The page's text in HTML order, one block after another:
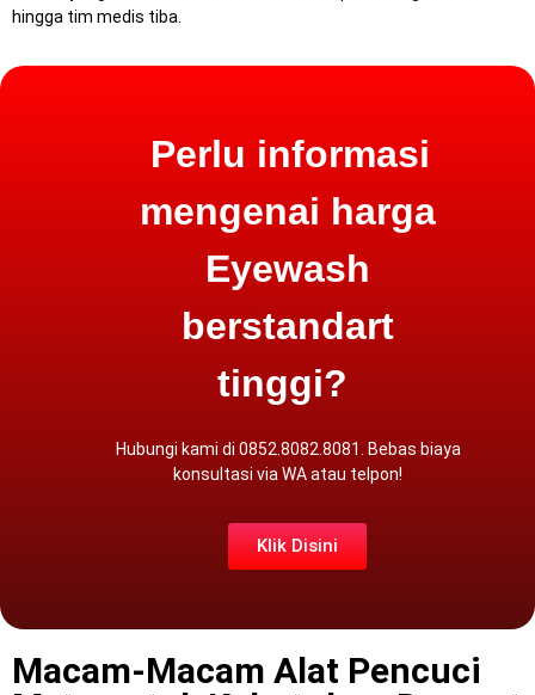
hingga tim medis tiba.
Perlu informasi
mengenai harga
Eyewash
berstandart
tinggi?
Hubungi kami di 0852.8082.8081. Bebas biaya
konsultasi viaWA atau telpon!
Klik Disini
Macam-Macam Alat Pencuci